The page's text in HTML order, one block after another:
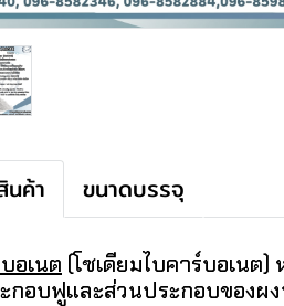
นค้า ขนาดบรรจุ
อเนต (โซเดียมไบคาร์บอเน
กอบฟูและส่วนประกอบของผ